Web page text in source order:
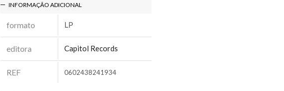
INFORMAÇÃO ADICIONAL
formato LP
editora Capitol Records
REF 0602438241934